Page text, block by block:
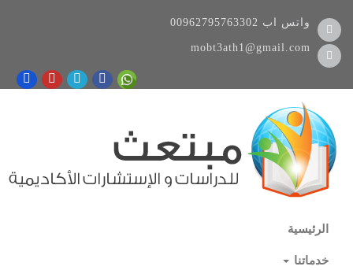
00962795763302 واتس اب
mobt3ath1@gmail.com
الرئيسية
خدماتنا